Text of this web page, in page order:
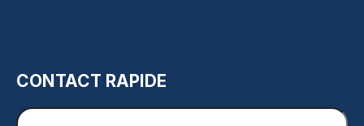
CONTACT RAPIDE
Entrer